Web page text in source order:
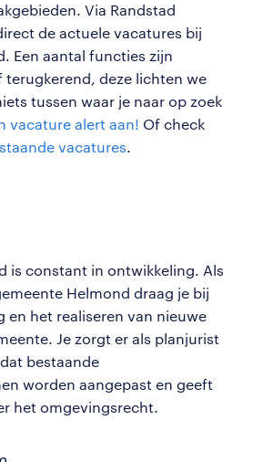
Via Randstad
de actuele vacatures bij
Een aantal functies zijn
deze lichten we
tussen waar je naar op zoek
vacature alert aan! Of check
vacatures.
is constant in ontwikkeling. Als
Helmond draag je bij
en het realiseren van nieuwe
Je zorgt er als planjurist
bestaande
worden aangepast en geeft
het omgevingsrecht.